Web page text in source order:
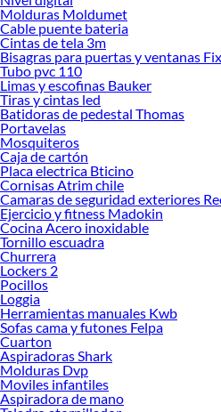
ofrecerte!
Encuentra una amplia variedad de productos
Encuentra todo lo necesario para tus
¡Visítanos y haz tus ideas realidad!
Molduras Moldumet
Cable puente bateria
Cintas de tela 3m
Bisagras para puertas y ventanas
Tubo pvc 110
Limas y escofinas Bauker
Tiras y cintas led
Batidoras de pedestal Thomas
Portavelas
Mosquiteros
Caja de cartón
Placa electrica Bticino
Cornisas Atrim chile
Camaras de seguridad exteriores
Ejercicio y fitness Madokin
Cocina Acero inoxidable
Tornillo escuadra
Churrera
Lockers 2
Pocillos
Loggia
Herramientas manuales Kwb
Sofas cama y futones Felpa
Cuarton
Aspiradoras Shark
Molduras Dvp
Moviles infantiles
Aspiradora de mano